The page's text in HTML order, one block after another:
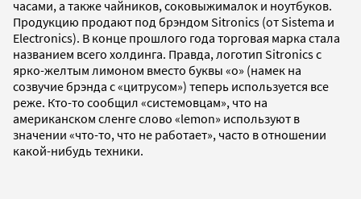
часами, а также чайников, соковыжималок и ноутбуков.
Продукцию продают под брэндом Sitronics (от Sistema и
Electronics). В конце прошлого года торговая марка стала
названием всего холдинга. Правда, логотип Sitronics с
ярко-желтым лимоном вместо буквы «o» (намек на
созвучие брэнда с «цитрусом») теперь используется все
реже. Кто-то сообщил «системовцам», что на
американском сленге слово «lemon» используют в
значении «что-то, что не работает», часто в отношении
какой-нибудь техники.